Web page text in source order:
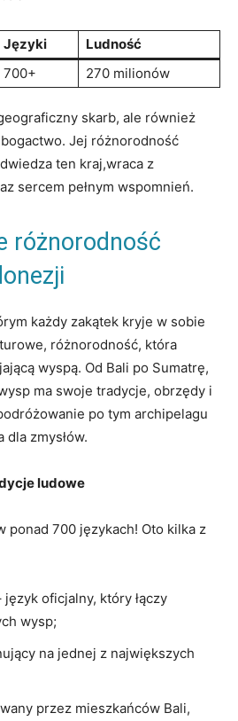
Języki
Ludność
700+ 270 milionów
skarb, ale ​również‌
​Jej różnorodność
ten kraj,wraca z
sercem‌ pełnym wspomnień.
różnorodność
każdy zakątek⁣ kryje w sobie
różnorodność,‍ która
wyspą. Od Bali ​po Sumatrę,
ma swoje tradycje, obrzędy​ i
po tym archipelagu⁢
zmysłów.
ludowe
ponad 700 językach! Oto kilka z
język‌ oficjalny, który łączy
‍wysp;
na‍ jednej z największych
przez⁣ mieszkańców‌ Bali,